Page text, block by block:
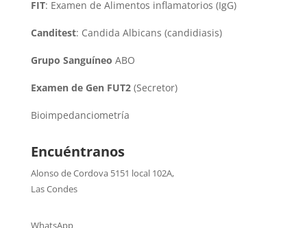
FIT: Examen de Alimentos inflamatorios (IgG)
Canditest: Candida Albicans (candidiasis)
Grupo Sanguíneo ABO
Examen de Gen FUT2(Secretor)
Bioimpedanciometría
Encuéntranos
Alonso de Cordova 5151 local 102A,
Las Condes
WhatsApp